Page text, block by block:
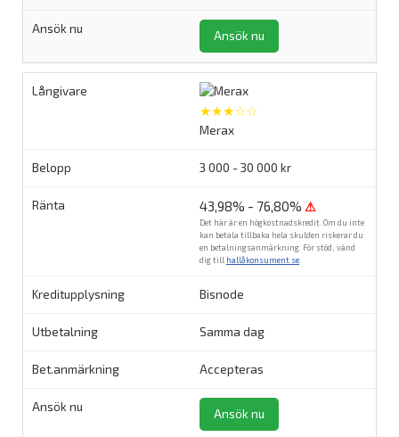
Ansök nu
★★★☆☆
Merax
3 000 - 30 000 kr
43,98% - 76,80% ⚠
Det här är en högkostnadskredit. Om du inte
kan betala tillbaka hela skulden riskerar du
en betalningsanmärkning. För stöd, vänd
dig till hallåkonsument.se
Bisnode
Samma dag
Accepteras
Ansök nu